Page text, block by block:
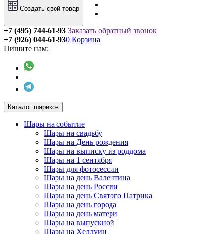
Создать свой товар
+7 (495) 744-61-93 Заказать обратный звонок
+7 (926) 044-61-93
Пишите нам:
0 Корзина
Каталог шариков
Шары на событие
Шары на свадьбу
Шары на День рождения
Шары на выписку из роддома
Шары на 1 сентября
Шары для фотосессии
Шары на день Валентина
Шары на день России
Шары на день Святого Патрика
Шары на день города
Шары на день матери
Шары на выпускной
Шары на Хеллуин